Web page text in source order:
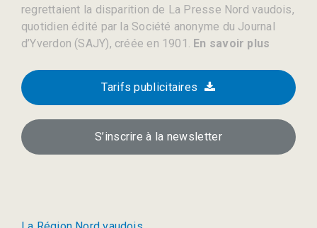
regrettaient la disparition de La Presse Nord vaudois,
quotidien édité par la Société anonyme du Journal
d’Yverdon (SAJY), créée en 1901. En savoir plus
Tarifs publicitaires
S’inscrire à la newsletter